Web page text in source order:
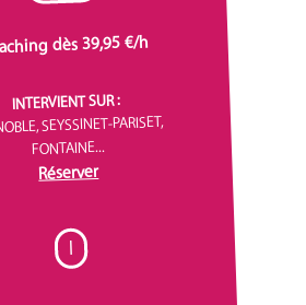
dès 39,95 €/h
INTERVIENT SUR :
SEYSSINET-PARISET,
FONTAINE...
Réserver
I